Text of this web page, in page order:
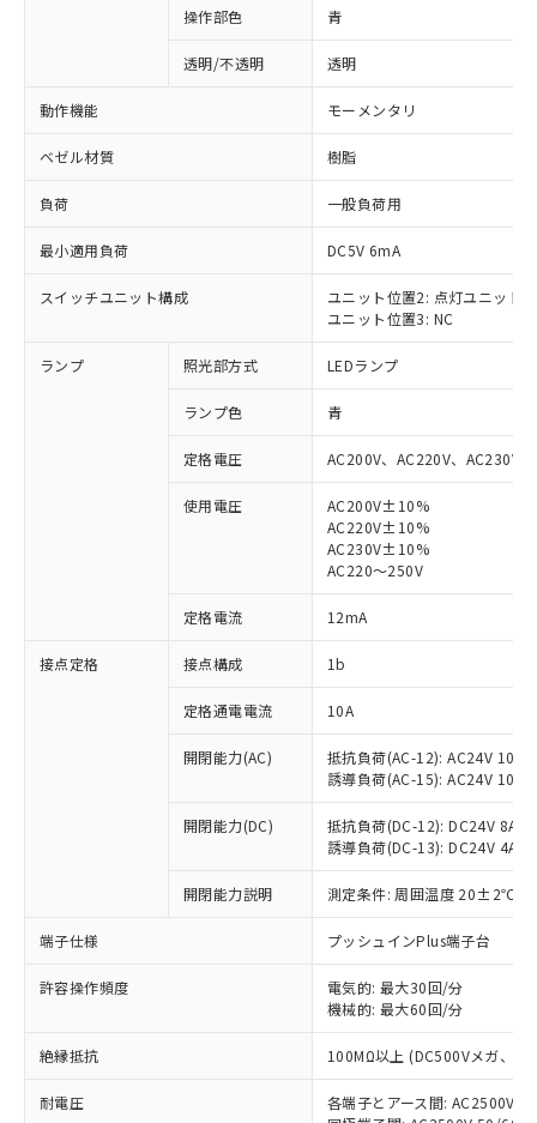
操作部色 青
透明/不透明 透明
動作機能 モーメンタリ
ベゼル材質 樹脂
負荷 一般負荷用
最小適用負荷 DC5V 6mA
スイッチユニット構成
ユニット位置2: 点灯ユニット
ユニット位置3: NC
ランプ 照光部方式 LEDランプ
ランプ色 青
定格電圧 AC200V、AC220V、AC230V
使用電圧
AC200V±10%
AC220V±10%
AC230V±10%
AC220～250V
定格電流 12mA
接点定格 接点構成 1b
定格通電電流 10A
開閉能力(AC)
抵抗負荷(AC-12): AC24V 10A/
誘導負荷(AC-15): AC24V
開閉能力(DC)
抵抗負荷(DC-12): DC24V 8A/
誘導負荷(DC-13): DC24V 4A/
開閉能力説明 測定条件: 周囲温度 20±2℃、
端子仕様 プッシュインPlus端子台
許容操作頻度
電気的: 最大30回/分
機械的: 最大60回/分
絶縁抵抗 100MΩ以上 (DC500Vメガ、点
耐電圧
各端子とアース間: AC2500V
ご利用条件
以下の条件をお読みいただき、同意のうえ
本サービスは、当社制御機器事業取扱
商品の当社在庫状況および標準価格
(税抜)を提供させていただくもので
当社制御機器事業取扱商品の中には、
本サービスの対象外となる商品もある
ことをご了承ください。
在庫状況および標準価格照会結果は、
記載している更新日時点での社内デー
タに基づき作成されるものであり、閲
準価格とは異なる場合があることをご
対応済み：EU RoHS指令（10物質）の
非含有に対応した製品が提供可能な商品で
対応予定：EU RoHS指令（10物質）の非含
有に対応した製品に切り替える予定のある
対応予定なし：EU RoHS指令（10物質）の
非含有に非対応の商品で、対応品を出す予
調査・確認中：EU RoHS指令（10物質）の
非含有の対応状況を調査中または確認中の
非該当品：ライセンス料など無形物で、有
害物質有無と関係のない商品です。
仕入先様の事情により、非含有部品として
いたものが、含有品と判明した場合などや
むを得ず変更することがあります。
*EU RoHS指令（10物質）：
鉛(Pb) 1000ppm以下、 水銀(Hg) 1000ppm以下、 カド
六価クロム(Cr(Ⅵ)) 1000ppm以下、ポリ臭化ビフェニル
「○」：最大均質材料含有率が中国RoHSの
基準値以下であることを示します。
「×」：最大均質材料含有率が中国RoHSの
基準値を超えていることを示します。
「－」：未確認です。当社販売部門へお問
当社は、これら貴社製品のうち、外国
為替および外国貿易法に定める商品
（以下｢規制貨物等」という）を輸出
または国外への提供する場合は、日本
国政府の輸出許可(または役務取引許
可)を取得するなどの必要な手続きを